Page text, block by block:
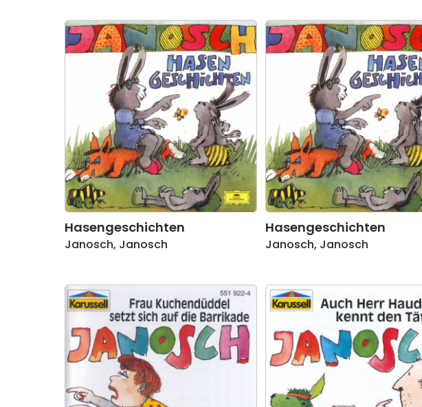
Hasengeschichten
Janosch, Janosch
Hasengeschichten
Janosch, Janosch